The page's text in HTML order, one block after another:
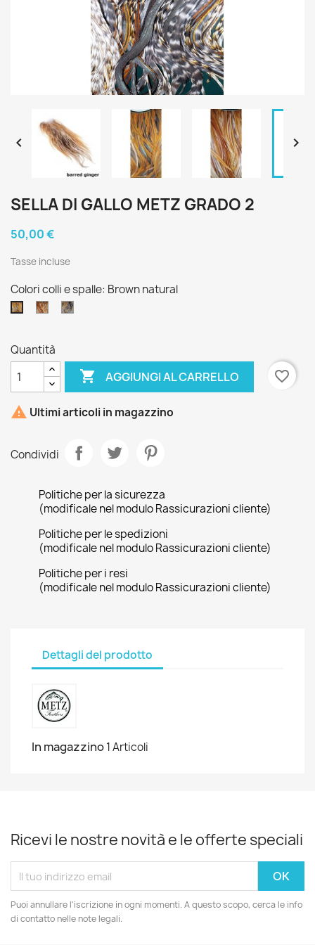
 
SELLA DI GALLO METZ GRADO 2
50,00 €
Tasse incluse
Colori colli e spalle: Brown natural
BrownRustyCree
Quantità
 AGGIUNGI AL CARRELLO favorite_border
 Ultimi articoli in magazzino
Condividi
Politiche per la sicurezza
(modificale nel modulo Rassicurazioni cliente)
Politiche per le spedizioni
(modificale nel modulo Rassicurazioni cliente)
Politiche per i resi
(modificale nel modulo Rassicurazioni cliente)
Dettagli del prodotto
In magazzino1 Articoli
Ricevi le nostre novità e le offerte speciali
Puoi annullare l'iscrizione in ogni momenti. A questo scopo, cerca le info
di contatto nelle note legali.